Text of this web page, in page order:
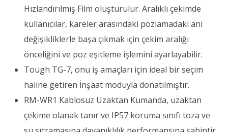
Hızlandırılmış Film oluşturulur. Aralıklı çekimde
kullanıcılar, kareler arasındaki pozlamadaki ani
değişikliklerle başa çıkmak için çekim aralığı
önceliğini ve poz eşitleme işlemini ayarlayabilir.
Tough TG-7, onu iş amaçları için ideal bir seçim
haline getiren İnşaat moduyla donatılmıştır.
RM-WR1 Kablosuz Uzaktan Kumanda, uzaktan
çekime olanak tanır ve IP57 koruma sınıfı toza ve